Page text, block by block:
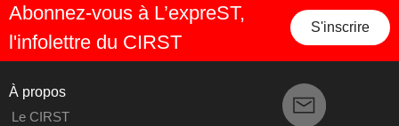
Abonnez-vous à L’expreST,
l'infolettre du CIRST
S'inscrire
À propos
Le CIRST